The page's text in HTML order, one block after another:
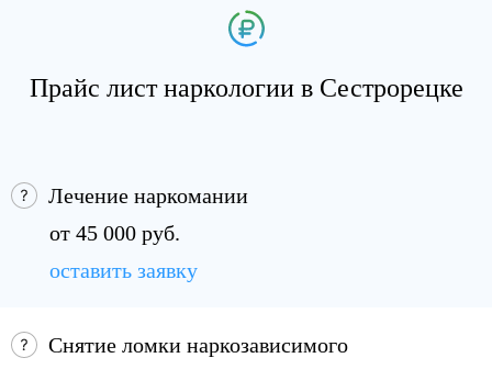
Прайс лист наркологии в Сестрорецке
Лечение наркомании
от 45 000 руб.
оставить заявку
Снятие ломки наркозависимого